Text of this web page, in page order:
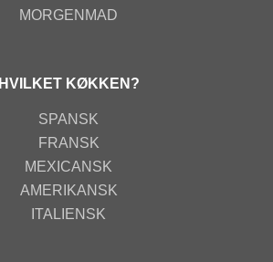
MORGENMAD
HVILKET KØKKEN?
SPANSK
FRANSK
MEXICANSK
AMERIKANSK
ITALIENSK